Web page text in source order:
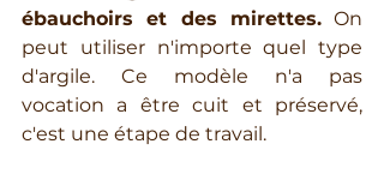
ébauchoirs et des mirettes. On
peut utiliser n'importe quel type
d'argile. Ce modèle n'a pas
vocation a être cuit et préservé,
c'est une étape de travail.